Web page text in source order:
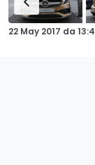
22 May 2017 da